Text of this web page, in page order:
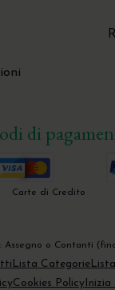
di
Carte di Credito
Assegno o Contanti
Lista Categorie
Cookies PolicyInizia